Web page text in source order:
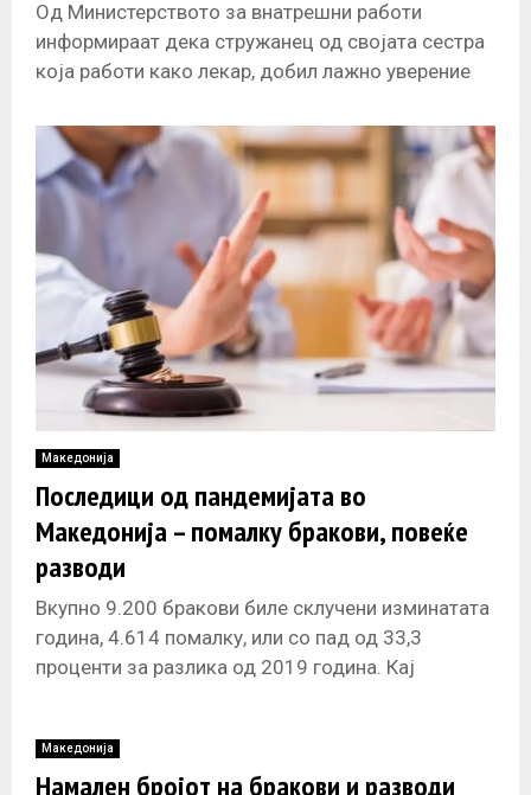
Од Министерството за внатрешни работи
информираат дека стружанец од својата сестра
која работи како лекар, добил лажно уверение
проблеми,
Македонија
Последици од пандемијата во
Македонија – помалку бракови, повеќе
разводи
Вкупно 9.200 бракови биле склучени изминатата
година, 4.614 помалку, или со пад од 33,3
проценти за разлика од 2019 година. Кај
Македонија
Намален бројот на бракови и разводи